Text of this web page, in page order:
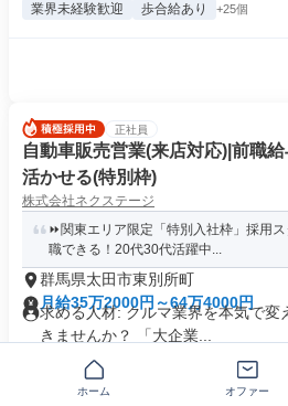
業界未経験歓迎 歩合給あり +25個
正社員
自動車販売営業(来店対応)|前職
活かせる(特別枠)
株式会社ネクステージ
⏩️関東エリア限定「特別入社枠」採用
職できる！20代30代活躍中...
群馬県太田市東別所町
月給35万2000円～64万4000円
求める人材: クルマ業界を本気で
きませんか？ 「大企業...
交通費支給
ホーム オファー